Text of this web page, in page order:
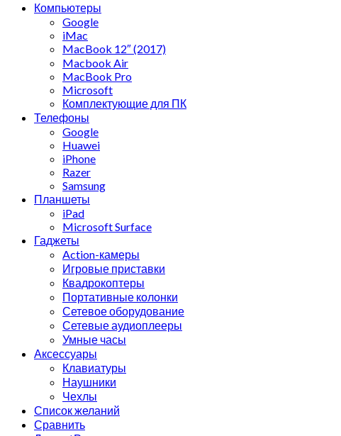
Компьютеры
Google
iMac
MacBook 12″ (2017)
Macbook Air
MacBook Pro
Microsoft
Комплектующие для ПК
Телефоны
Google
Huawei
iPhone
Razer
Samsung
Планшеты
iPad
Microsoft Surface
Гаджеты
Action-камеры
Игровые приставки
Квадрокоптеры
Портативные колонки
Сетевое оборудование
Сетевые аудиоплееры
Умные часы
Аксессуары
Клавиатуры
Наушники
Чехлы
Список желаний
Сравнить